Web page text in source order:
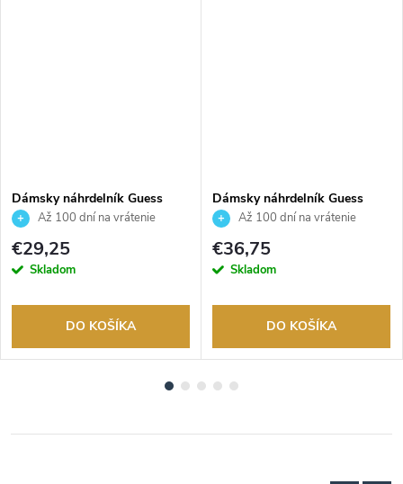
Dámsky náhrdelník Guess
JUBN06232JWRHT
Až 100 dní na vrátenie
tovaru. Autorizovaný predajca.
€29,25
Skladom
DO KOŠÍKA
Dámsky náhrdelník Guess
JUBN02245JWRHAQT
Až 100 dní na vrátenie
tovaru. Autorizovaný predajca.
€36,75
Skladom
DO KOŠÍKA